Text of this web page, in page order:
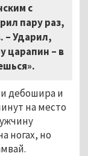
с
пару раз,
– Ударил,
царапин – в
дебошира и
на место
ногах, но